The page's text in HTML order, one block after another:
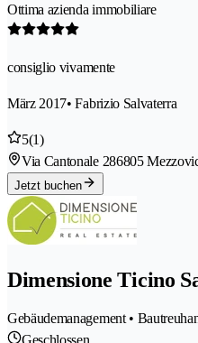
Ottima azienda immobiliare
consiglio vivamente
März 2017• Fabrizio Salvaterra
5(1)
Via Cantonale 286805
Jetzt buchen
Dimensione Ticino
Gebäudemanagement •